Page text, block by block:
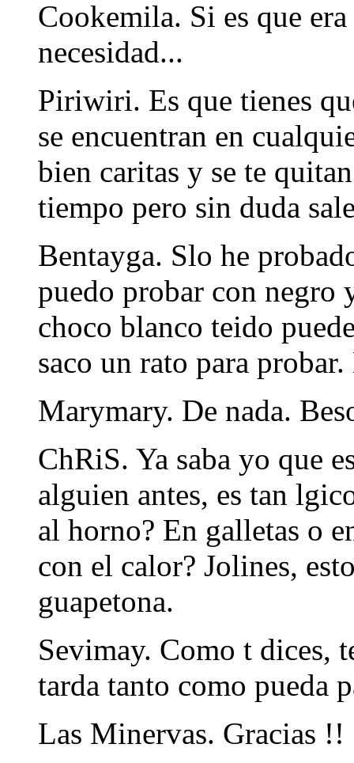
Cookemila. Si es que
necesidad...
Piriwiri. Es que tienes
se encuentran en
bien caritas y se te
tiempo pero sin duda
Bentayga. Slo he
puedo probar con negro
choco blanco teido
saco un rato para probar.
Marymary. De nada.
ChRiS. Ya saba yo que
alguien antes, es tan
al horno? En galletas o
con el calor? Jolines,
guapetona.
Sevimay. Como t dices,
tarda tanto como pueda
Las Minervas. Gracias !!